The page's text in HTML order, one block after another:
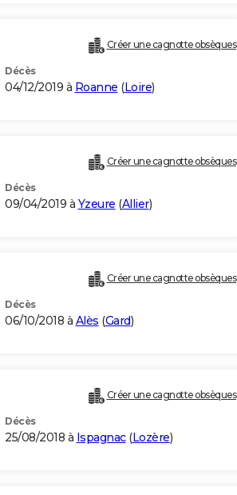
Créer une cagnotte obsèques
Décès
04/12/2019 à Roanne (Loire)
Créer une cagnotte obsèques
Décès
09/04/2019 à Yzeure (Allier)
Créer une cagnotte obsèques
Décès
06/10/2018 à Alès (Gard)
Créer une cagnotte obsèques
Décès
25/08/2018 à Ispagnac(Lozère)